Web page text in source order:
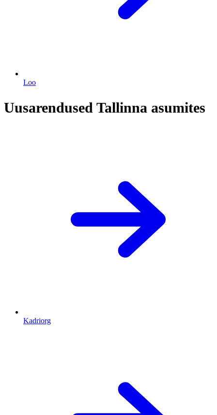
Loo
Uusarendused Tallinna asumites
Kadriorg